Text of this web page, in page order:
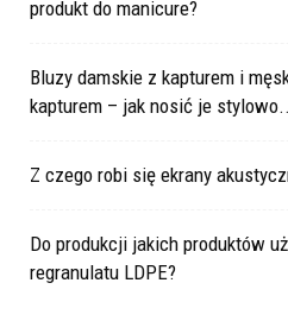
produkt do manicure?
Bluzy damskie z kapturem i
kapturem – jak nosić je
Z czego robi się ekrany
Do produkcji jakich produktów
regranulatu LDPE?